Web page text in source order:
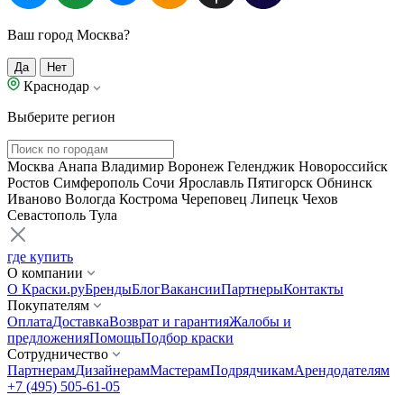
Ваш город Москва?
Да Нет
Краснодар
Выберите регион
Москва Анапа Владимир Воронеж Геленджик Новороссийск
Ростов Симферополь Сочи Ярославль Пятигорск Обнинск
Иваново Вологда Кострома Череповец Липецк Чехов
Севастополь Тула
где купить
О компании
О Краски.руБрендыБлогВакансииПартнерыКонтакты
Покупателям
ОплатаДоставкаВозврат и гарантияЖалобы и
предложенияПомощьПодбор краски
Сотрудничество
ПартнерамДизайнерамМастерамПодрядчикамАрендодателям
+7 (495) 505-61-05